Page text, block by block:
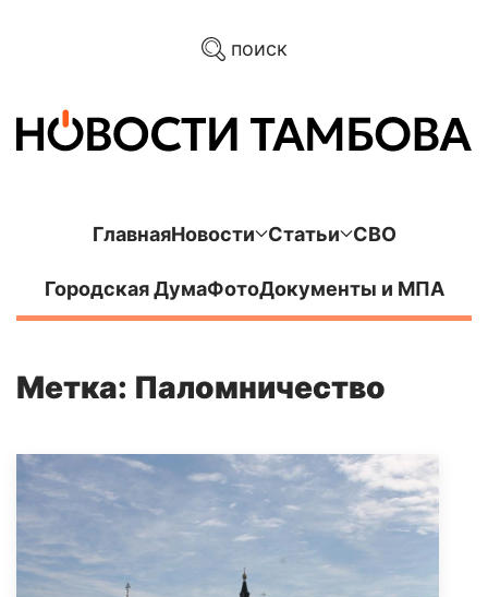
поиск
ГлавнаяНовости Статьи СВО
Городская ДумаФотоДокументы и МПА
Метка: Паломничество